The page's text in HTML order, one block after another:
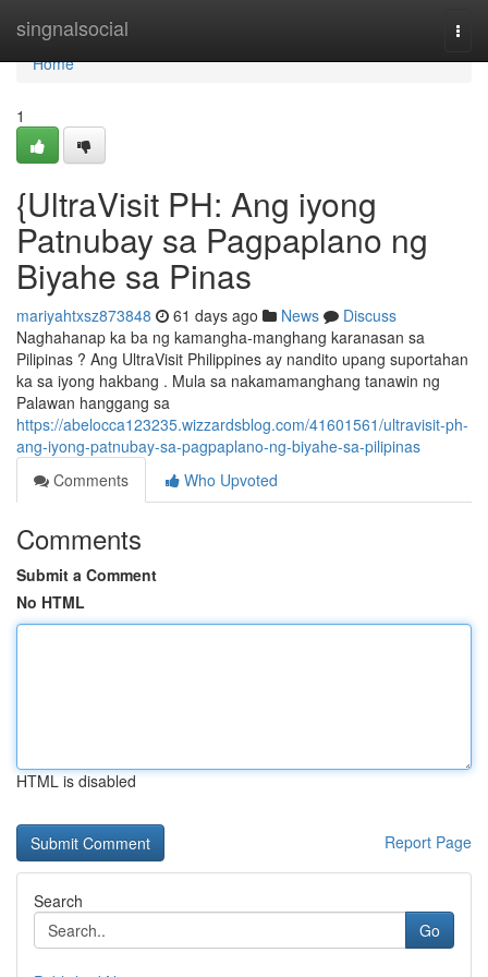
singnalsocial
Home
Home
1
{UltraVisit PH: Ang iyong
Patnubay sa Pagpaplano ng
Biyahe sa Pinas
mariyahtxsz873848 61 days ago News
Discuss
Naghahanap ka ba ng kamangha-manghang karanasan sa
Pilipinas ? Ang UltraVisit Philippines ay nandito upang suportahan
ka sa iyong hakbang . Mula sa nakamamanghang tanawin ng
Palawan hanggang sa
https://abelocca123235.wizzardsblog.com/41601561/ultravisit-ph-
ang-iyong-patnubay-sa-pagpaplano-ng-biyahe-sa-pilipinas
Comments
Who Upvoted
Comments
Submit a Comment
No HTML
HTML is disabled
Report Page
Search
Go